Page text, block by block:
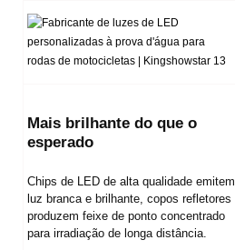
Mais brilhante do que o
esperado
Chips de LED de alta qualidade emitem
luz branca e brilhante, copos refletores
produzem feixe de ponto concentrado
para irradiação de longa distância.